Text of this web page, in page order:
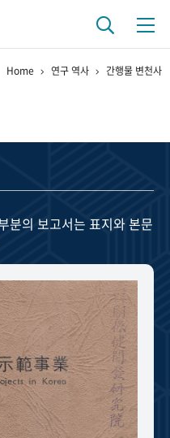
사
연구자들
정박물 영상 기록물
+1주년 광장
Home 연구 역사 간행물 변천사
분의 보고서는 표지와 본문